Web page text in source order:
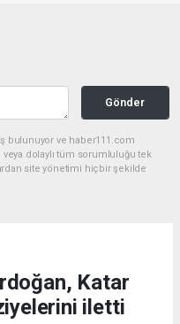
Gönder
bulunuyor ve haber111.com
veya dolaylı tüm sorumluluğu tek
site yönetimi hiçbir şekilde
Katar
iletti